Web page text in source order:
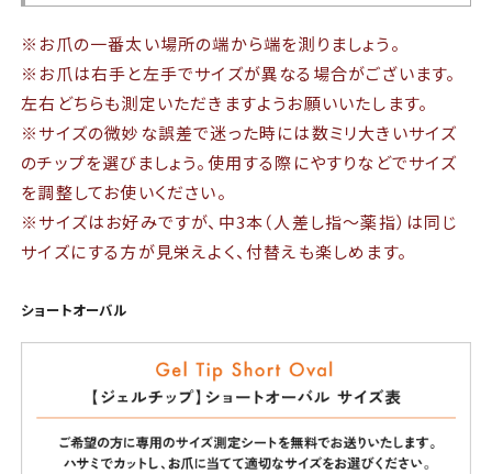
※お爪の一番太い場所の端から端を測りましょう。
※お爪は右手と左手でサイズが異なる場合がございます。
左右どちらも測定いただきますようお願いいたします。
※サイズの微妙な誤差で迷った時には数ミリ大きいサイズ
のチップを選びましょう。使用する際にやすりなどでサイズ
を調整してお使いください。
※サイズはお好みですが、中3本（人差し指～薬指）は同じ
サイズにする方が見栄えよく、付替えも楽しめます。
ショートオーバル